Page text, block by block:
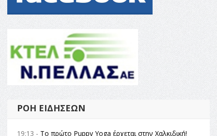
ΡΟΉ ΕΙΔΉΣΕΩΝ
19:13 - Το πρώτο Puppy Yoga έρχεται στην Χαλκιδική!